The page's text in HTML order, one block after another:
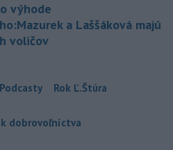
výhode
a Laššáková majú
voličov
Podcasty Rok Ľ.Štúra
dobrovoľníctva